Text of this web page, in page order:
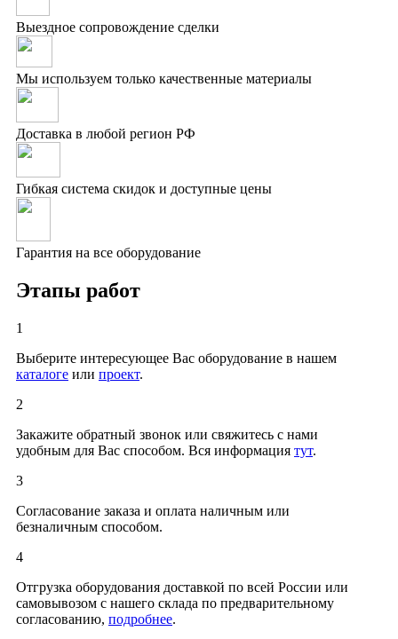
Выездное сопровождение сделки
Мы используем только качественные материалы
Доставка в любой регион РФ
Гибкая система скидок и доступные цены
Гарантия на все оборудование
Этапы работ
1
Выберите интересующее Вас оборудование в нашем
каталоге или проект.
2
Закажите обратный звонок или свяжитесь с нами
удобным для Вас способом. Вся информация тут.
3
Согласование заказа и оплата наличным или
безналичным способом.
4
Отгрузка оборудования доставкой по всей России или
самовывозом с нашего склада по предварительному
согласованию, подробнее.